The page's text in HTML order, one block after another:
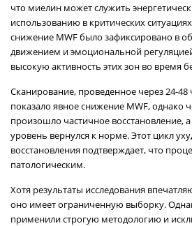
что миелин может служить
использованию в критических
снижение MWF было зафиксировано в
движением и эмоциональной
высокую активность этих зон во время
Сканирование, проведенное через 24-
показало явное снижение MWF, однако
произошло частичное восстановление,
уровень вернулся к норме. Этот цикл
восстановления подтверждает, что
патологическим.
Хотя результаты исследования
оно имеет ограниченную выборку.
применили строгую методологию и